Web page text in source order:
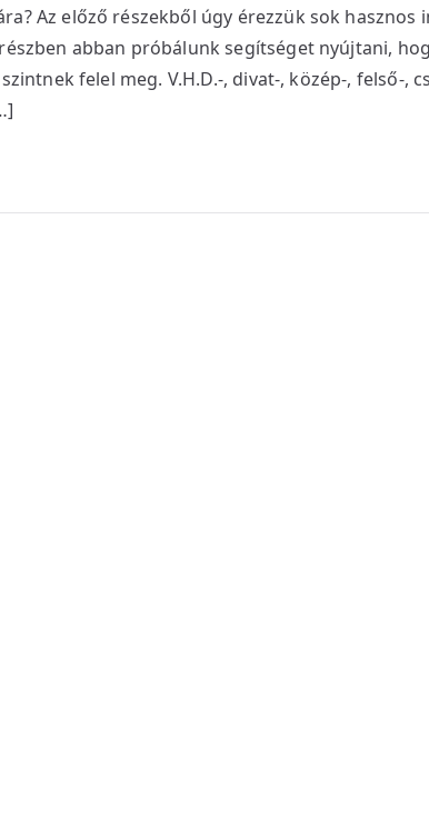
Az előző részekből úgy érezzük sok
abban próbálunk segítséget nyújtani,
felel meg. V.H.D.-, divat-, közép-, felső-,